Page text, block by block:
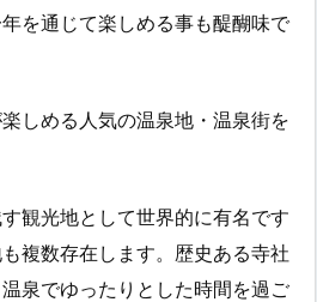
を通じて楽しめる事も醍醐味で
しめる人気の温泉地・温泉街を
観光地として世界的に有名です
複数存在します。歴史ある寺社
泉でゆったりとした時間を過ご